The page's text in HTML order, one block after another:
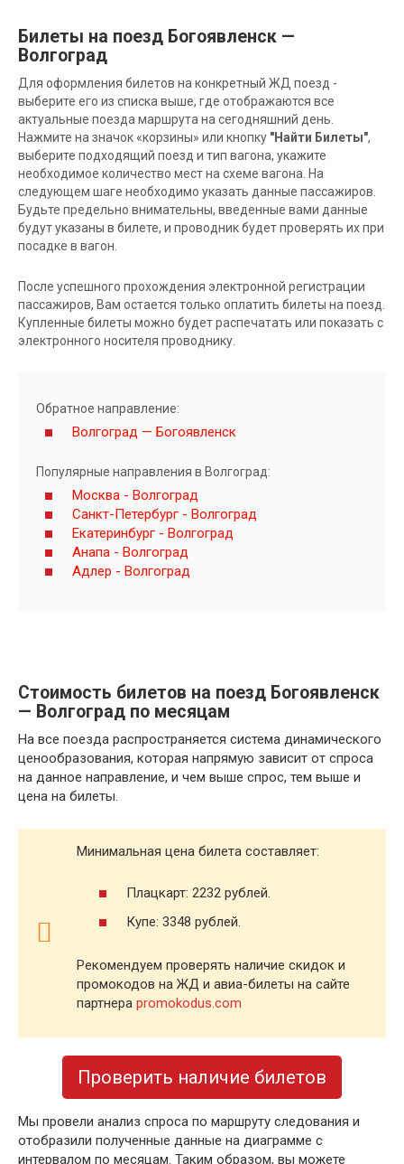
Билеты на поезд Богоявленск —
Волгоград
Для оформления билетов на конкретный ЖД поезд -
выберите его из списка выше, где отображаются все
актуальные поезда маршрута на сегодняшний день.
Нажмите на значок «корзины» или кнопку "Найти Билеты",
выберите подходящий поезд и тип вагона, укажите
необходимое количество мест на схеме вагона. На
следующем шаге необходимо указать данные пассажиров.
Будьте предельно внимательны, введенные вами данные
будут указаны в билете, и проводник будет проверять их при
посадке в вагон.
После успешного прохождения электронной регистрации
пассажиров, Вам остается только оплатить билеты на поезд.
Купленные билеты можно будет распечатать или показать с
электронного носителя проводнику.
Обратное направление:
Волгоград — Богоявленск
Популярные направления в Волгоград:
Москва - Волгоград
Санкт-Петербург - Волгоград
Екатеринбург - Волгоград
Анапа - Волгоград
Адлер - Волгоград
Стоимость билетов на поезд Богоявленск
— Волгоград по месяцам
На все поезда распространяется система динамического
ценообразования, которая напрямую зависит от спроса
на данное направление, и чем выше спрос, тем выше и
цена на билеты.
Минимальная цена билета составляет:
Плацкарт: 2232 рублей.
Купе: 3348 рублей.
Рекомендуем проверять наличие скидок и
промокодов на ЖД и авиа-билеты на сайте
партнера promokodus.com
Проверить наличие билетов
Мы провели анализ спроса по маршруту следования и
отобразили полученные данные на диаграмме с
интервалом по месяцам. Таким образом, вы можете